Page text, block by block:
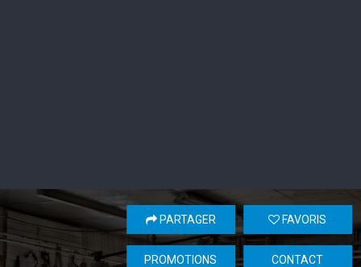
FAVORIS
PARTAGER
CONTACT
PROMOTIONS